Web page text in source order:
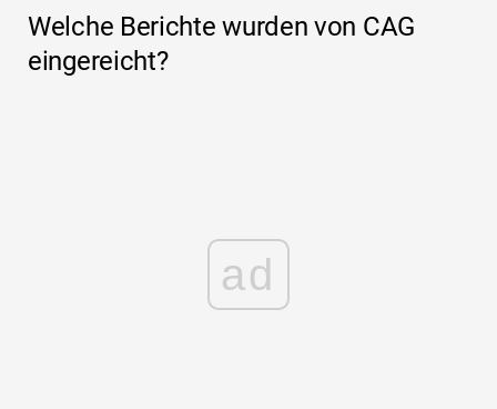
Welche Berichte wurden von CAG
eingereicht?
ad